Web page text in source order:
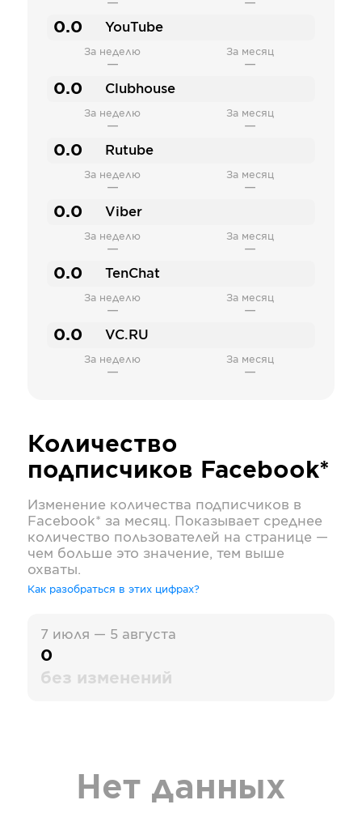
— —
0.0 YouTube
За неделю
—
За месяц
—
0.0 Clubhouse
За неделю
—
За месяц
—
0.0 Rutube
За неделю
—
За месяц
—
0.0 Viber
За неделю
—
За месяц
—
0.0 TenChat
За неделю
—
За месяц
—
0.0 VC.RU
За неделю
—
За месяц
—
Количество
подписчиков Facebook*
Изменение количества подписчиков в
Facebook* за месяц. Показывает среднее
количество пользователей на странице —
чем больше это значение, тем выше
охваты.
Как разобраться в этих цифрах?
7 июля — 5 августа
0
без изменений
Нет данных